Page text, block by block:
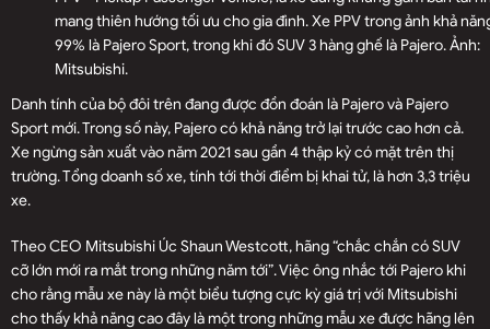
mang thiên hướng tối ưu cho gia đình. Xe PPV trong ảnh khả
99% là Pajero Sport, trong khi đó SUV 3 hàng ghế là Pajero. Ảnh:
Mitsubishi.
Danh tính của bộ đôi trên đang được đồn đoán là Pajero và Pajero
Sport mới. Trong số này, Pajero có khả năng trở lại trước cao hơn cả.
Xe ngừng sản xuất vào năm 2021 sau gần 4 thập kỷ có mặt trên thị
trường. Tổng doanh số xe, tính tới thời điểm bị khai tử, là hơn 3,3 triệu
xe.
Theo CEO Mitsubishi Úc Shaun Westcott, hãng “chắc chắn có SUV
cỡ lớn mới ra mắt trong những năm tới”. Việc ông nhắc tới Pajero khi
cho rằng mẫu xe này là một biểu tượng cực kỳ giá trị với Mitsubishi
cho thấy khả năng cao đây là một trong những mẫu xe được hãng lên